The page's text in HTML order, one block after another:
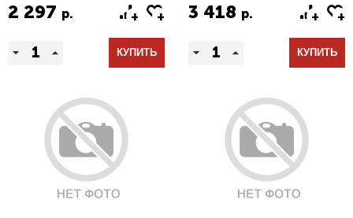
2 297 р.
КУПИТЬ
3 418 р.
КУПИТЬ